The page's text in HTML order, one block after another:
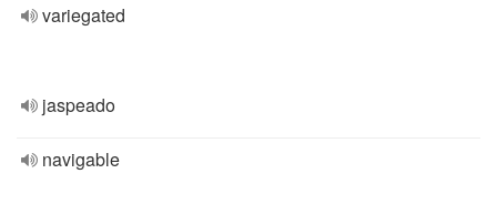
variegated
jaspeado
navigable